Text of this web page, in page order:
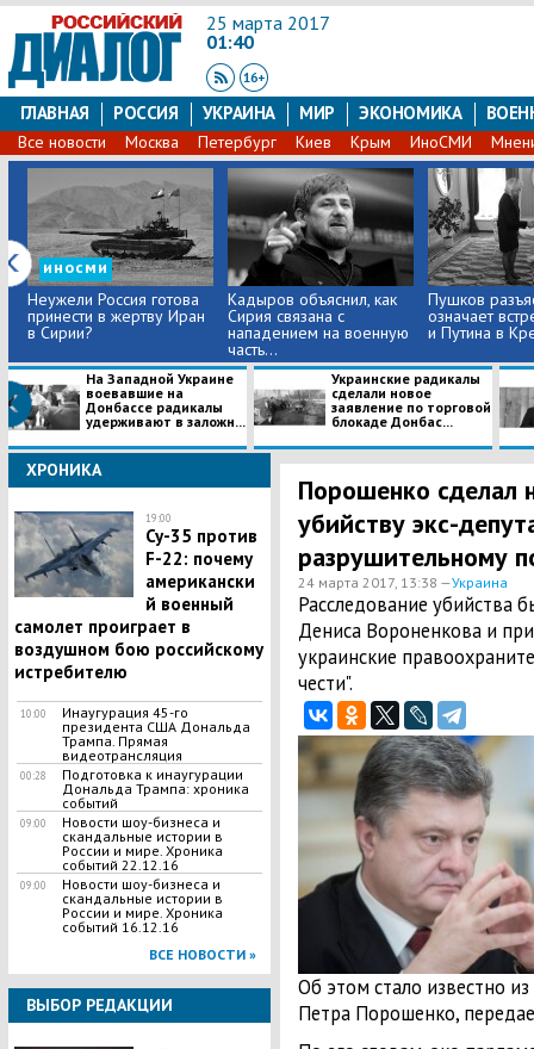
25 марта 2017
01:40
ГЛАВНАЯ РОССИЯ УКРАИНА МИР ЭКОНОМИКА
Все новости Москва Петербург Киев Крым ИноСМИ
иносми
Неужели Россия готова
принести в жертву Иран
в Сирии?
Кадыров объяснил, как
Сирия связана с
нападением на военную
часть...
Пушков
означает
и Путина в
На Западной Украине
воевавшие на
Донбассе радикалы
удерживают в заложн...
Украинские радикалы
сделали новое
заявление по торговой
блокаде Донбас...
ХРОНИКА
19:00
Су-35 против
F-22: почему
американски
й военный
самолет проиграет в
воздушном бою российскому
истребителю
10:00
Инаугурация 45-го
президента США Дональда
Трампа. Прямая
видеотрансляция
00:28
Подготовка к инаугурации
Дональда Трампа: хроника
событий
09:00
Новости шоу-бизнеса и
скандальные истории в
России и мире. Хроника
событий 22.12.16
09:00
Новости шоу-бизнеса и
скандальные истории в
России и мире. Хроника
событий 16.12.16
ВСЕ НОВОСТИ »
ВЫБОР РЕДАКЦИИ
Порошенко сделал
убийству экс-
разрушительному
24 марта 2017, 13:38 —Украина
Расследование убийства
Дениса Вороненкова и
украинские
чести".
Об этом стало известно
Петра Порошенко,